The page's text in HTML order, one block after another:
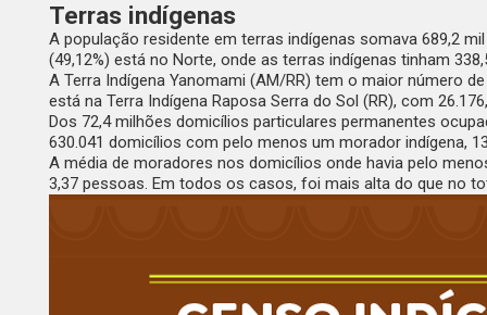
Terras indígenas
A população residente em terras indígenas somava 689,2
(49,12%) está no Norte, onde as terras indígenas tinham
A Terra Indígena Yanomami (AM/RR) tem o maior número
está na Terra Indígena Raposa Serra do Sol (RR), com
Dos 72,4 milhões domicílios particulares permanentes
630.041 domicílios com pelo menos um morador indígena,
A média de moradores nos domicílios onde havia pelo
3,37 pessoas. Em todos os casos, foi mais alta do que no